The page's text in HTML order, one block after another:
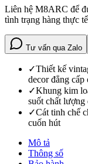
Liên hệ M8ARC để
tình trạng hàng thực
Tư vấn qua Zalo
✓Thiết kế
decor đẳng
✓Khung kim
suốt chất lượng
✓Cát tinh chế
cuốn hút
Mô tả
Thông số